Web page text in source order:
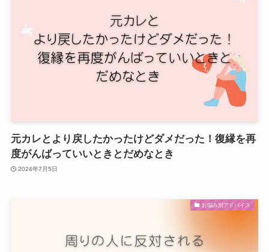
元カレとより戻したかったけどダメだった！復縁を再
度がんばっていいときとだめなとき
2024年7月5日
お悩み別アドバイス